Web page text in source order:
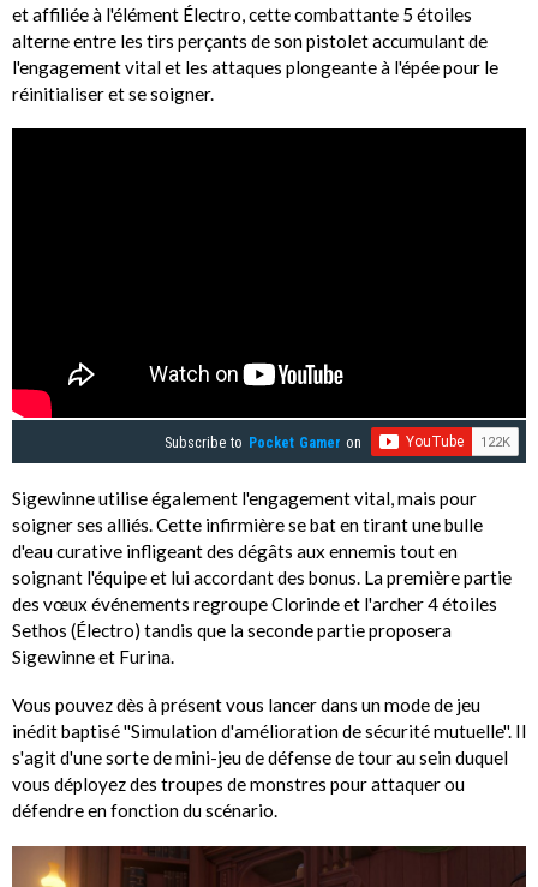
et affiliée à l'élément Électro, cette combattante 5 étoiles
alterne entre les tirs perçants de son pistolet accumulant de
l'engagement vital et les attaques plongeante à l'épée pour le
réinitialiser et se soigner.
Subscribe to Pocket Gamer on
Sigewinne utilise également l'engagement vital, mais pour
soigner ses alliés. Cette infirmière se bat en tirant une bulle
d'eau curative infligeant des dégâts aux ennemis tout en
soignant l'équipe et lui accordant des bonus. La première partie
des vœux événements regroupe Clorinde et l'archer 4 étoiles
Sethos (Électro) tandis que la seconde partie proposera
Sigewinne et Furina.
Vous pouvez dès à présent vous lancer dans un mode de jeu
inédit baptisé ''Simulation d'amélioration de sécurité mutuelle''. Il
s'agit d'une sorte de mini-jeu de défense de tour au sein duquel
vous déployez des troupes de monstres pour attaquer ou
défendre en fonction du scénario.